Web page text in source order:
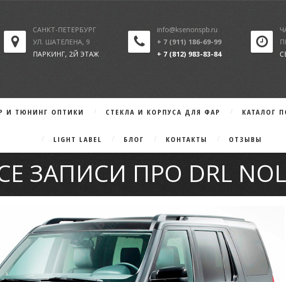
САНКТ-ПЕТЕРБУРГ
УЛ. ШАТЕЛЕНА, 9
ПАРКИНГ, 2Й ЭТАЖ
info@ksenonspb.ru
+ 7 (911) 186-69-99
+ 7 (812) 983-83-84
И ТЮНИНГ ОПТИКИ СТЕКЛА И КОРПУСА ДЛЯ ФАР КАТАЛОГ
LIGHT LABEL БЛОГ КОНТАКТЫ ОТЗЫВЫ
ЗАПИСИ ПРО DRL